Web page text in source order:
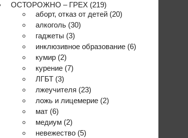
ОСТОРОЖНО – ГРЕХ (219)
аборт, отказ от детей (20)
алкоголь (30)
гаджеты (3)
инклюзивное образование (6)
кумир (2)
курение (7)
ЛГБТ (3)
лжеучителя (23)
ложь и лицемерие (2)
мат (6)
медиум (2)
невежество (5)